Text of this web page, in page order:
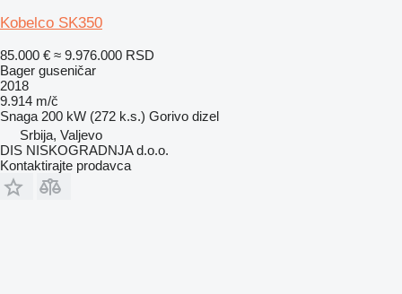
Kobelco SK350
85.000 € ≈ 9.976.000 RSD
Bager guseničar
2018
9.914 m/č
Snaga 200 kW (272 k.s.) Gorivo dizel
Srbija, Valjevo
DIS NISKOGRADNJA d.o.o.
Kontaktirajte prodavca